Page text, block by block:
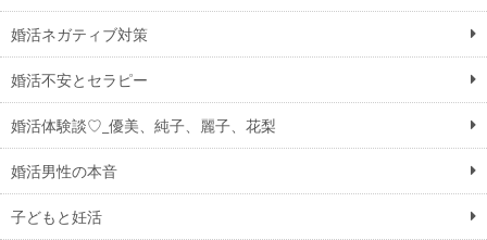
婚活ネガティブ対策
婚活不安とセラピー
婚活体験談♡_優美、純子、麗子、花梨
婚活男性の本音
子どもと妊活